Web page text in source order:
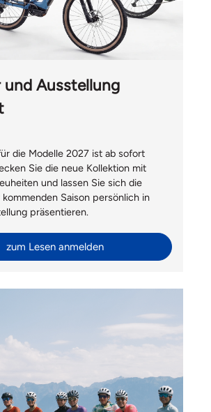
und Ausstellung
die Modelle 2027 ist ab sofort
Sie die neue Kollektion mit
und lassen Sie sich die
Saison persönlich in
präsentieren.
zum Lesen anmelden